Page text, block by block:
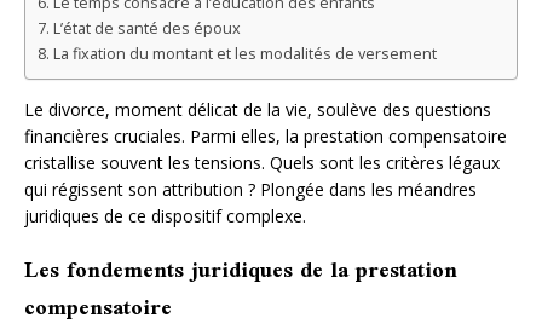
L’état de santé des époux
La fixation du montant et les modalités de versement
Le divorce, moment délicat de la vie, soulève des questions
financières cruciales. Parmi elles, la prestation compensatoire
cristallise souvent les tensions. Quels sont les critères légaux
qui régissent son attribution ? Plongée dans les méandres
juridiques de ce dispositif complexe.
Les fondements juridiques de la prestation
compensatoire